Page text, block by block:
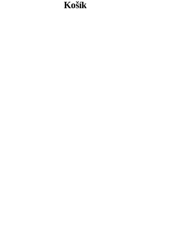
Košík